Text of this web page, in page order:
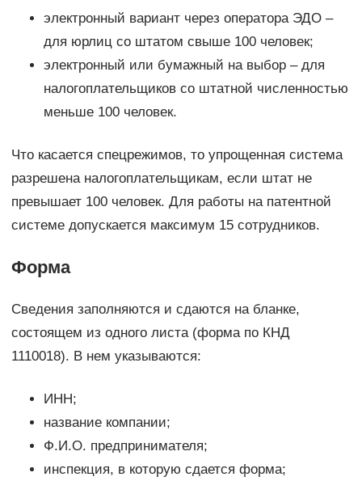
электронный вариант через оператора ЭДО –
для юрлиц со штатом свыше 100 человек;
электронный или бумажный на выбор – для
налогоплательщиков со штатной численностью
меньше 100 человек.
Что касается спецрежимов, то упрощенная система
разрешена налогоплательщикам, если штат не
превышает 100 человек. Для работы на патентной
системе допускается максимум 15 сотрудников.
Форма
Сведения заполняются и сдаются на бланке,
состоящем из одного листа (форма по КНД
1110018). В нем указываются:
ИНН;
название компании;
Ф.И.О. предпринимателя;
инспекция, в которую сдается форма;